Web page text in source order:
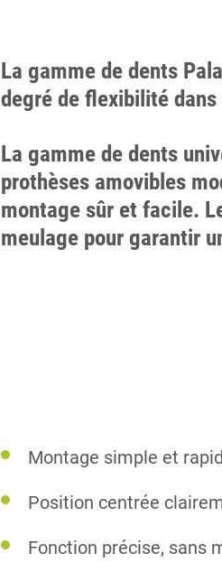
La gamme de dents
degré de flexibilité
La gamme de dents
prothèses amovibles
montage sûr et facile.
meulage pour garantir
Montage simple et
Position centrée
Fonction précise, sans